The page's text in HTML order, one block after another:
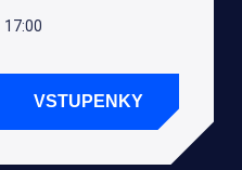
17:00
VSTUPENKY